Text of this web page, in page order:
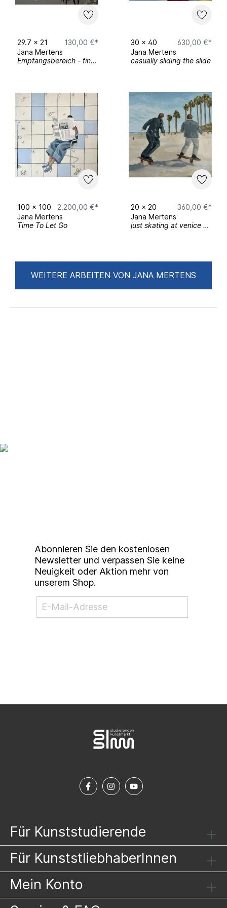
2026 Kulturbunker Bonn (Hans-Riegel
2026 Kunsthalle Wilhelmshaven
November 2023
29.7 x 21
130,00 €*
Jana Mertens
Empfangsbereich - fine art print
30 x 40
630,00 €*
Jana Mertens
casually sliding the slide
100 x 100
2.200,00 €*
Jana Mertens
Time To Let Go
20 x 20
360,00 €*
Jana Mertens
just skating at venice beach
WEITERE ARBEITEN VON JANA MERTENS
Abonnieren Sie den kostenlosen
Newsletter und verpassen Sie keine
Neuigkeit oder Aktion mehr von
unserem Shop.
Für Kunststudierende
Für KunststliebhaberInnen
Mein Konto